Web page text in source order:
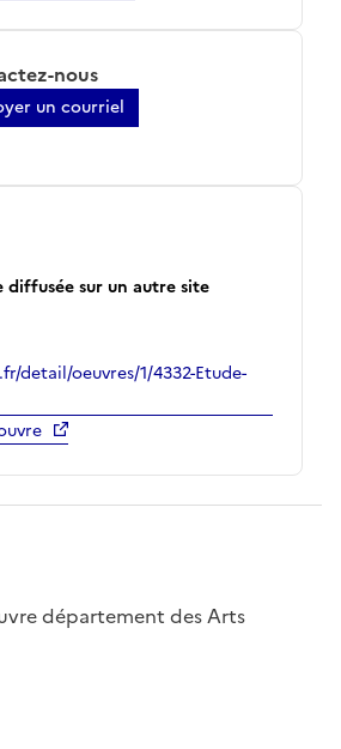
nous
un courriel
diffusée sur un autre site
detail/oeuvres/1/4332-Etude-
département des Arts